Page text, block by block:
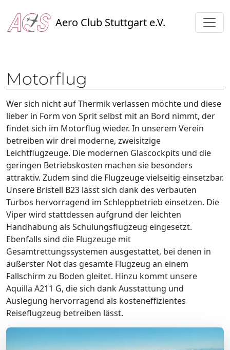
Aero Club Stuttgart e.V.
Motorflug
Wer sich nicht auf Thermik verlassen möchte und diese
lieber in Form von Sprit selbst mit an Bord nimmt, der
findet sich im Motorflug wieder. In unserem Verein
betreiben wir drei moderne, zweisitzige
Leichtflugzeuge. Die modernen Glascockpits und die
geringen Betriebskosten machen sie besonders
attraktiv. Zudem sind die Flugzeuge vielseitig einsetzbar.
Unsere Bristell B23 lässt sich dank des verbauten
Turbos hervorragend im Schleppbetrieb einsetzen. Die
Viper wird stattdessen aufgrund der leichten
Handhabung als Schulungsflugzeug eingesetzt.
Ebenfalls sind die Flugzeuge mit
Gesamtrettungssystemen ausgestattet, bei denen in
äußerster Not das gesamte Flugzeug an einem
Fallschirm zu Boden gleitet. Hinzu kommt unsere
Aquilla A211 G, die sich dank Ausstattung und
Auslegung hervorragend als kosteneffizientes
Reiseflugzeug betreiben lässt.